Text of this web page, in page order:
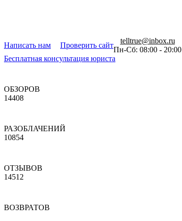
Написать нам Проверить сайт
telltrue@inbox.ru
Пн-Сб: 08:00 - 20:00
Бесплатная консультация юриста
ОБЗОРОВ
14408
РАЗОБЛАЧЕНИЙ
10854
ОТЗЫВОВ
14512
ВОЗВРАТОВ